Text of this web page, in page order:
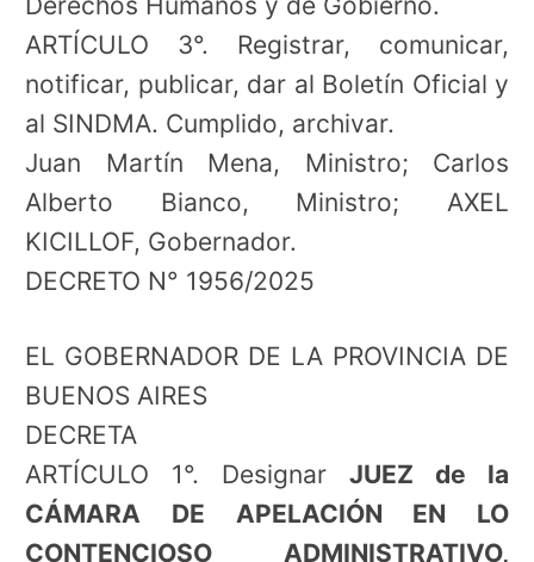
ARTÍCULO 3°. Registrar, comunicar,
notificar, publicar, dar al Boletín Oficial y
al SINDMA. Cumplido, archivar.
Juan Martín Mena, Ministro; Carlos
Alberto Bianco, Ministro; AXEL
KICILLOF, Gobernador.
DECRETO N° 1956/2025
EL GOBERNADOR DE LA PROVINCIA DE
BUENOS AIRES
DECRETA
ARTÍCULO 1°. Designar JUEZ de la
CÁMARA DE APELACIÓN EN LO
CONTENCIOSO ADMINISTRATIVO,